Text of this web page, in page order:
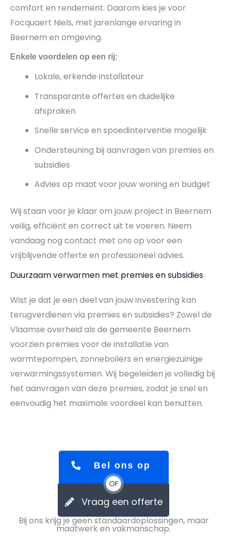
comfort en rendement. Daarom kies je voor
Focquaert Niels, met jarenlange ervaring in
Beernem en omgeving.
Enkele voordelen op een rij:
Lokale, erkende installateur
Transparante offertes en duidelijke
afspraken
Snelle service en spoedinterventie mogelijk
Ondersteuning bij aanvragen van premies en
subsidies
Advies op maat voor jouw woning en budget
Wij staan voor je klaar om jouw project in Beernem
veilig, efficiënt en correct uit te voeren. Neem
vandaag nog contact met ons op voor een
vrijblijvende offerte en professioneel advies.
Duurzaam verwarmen met premies en subsidies
Wist je dat je een deel van jouw investering kan
terugverdienen via premies en subsidies? Zowel de
Vlaamse overheid als de gemeente Beernem
voorzien premies voor de installatie van
warmtepompen, zonneboilers en energiezuinige
verwarmingssystemen. Wij begeleiden je volledig bij
het aanvragen van deze premies, zodat je snel en
eenvoudig het maximale voordeel kan benutten.
Bel ons op
OF
Vraag een offerte
Bij ons krijg je geen standaardoplossingen, maar
maatwerk en vakmanschap.